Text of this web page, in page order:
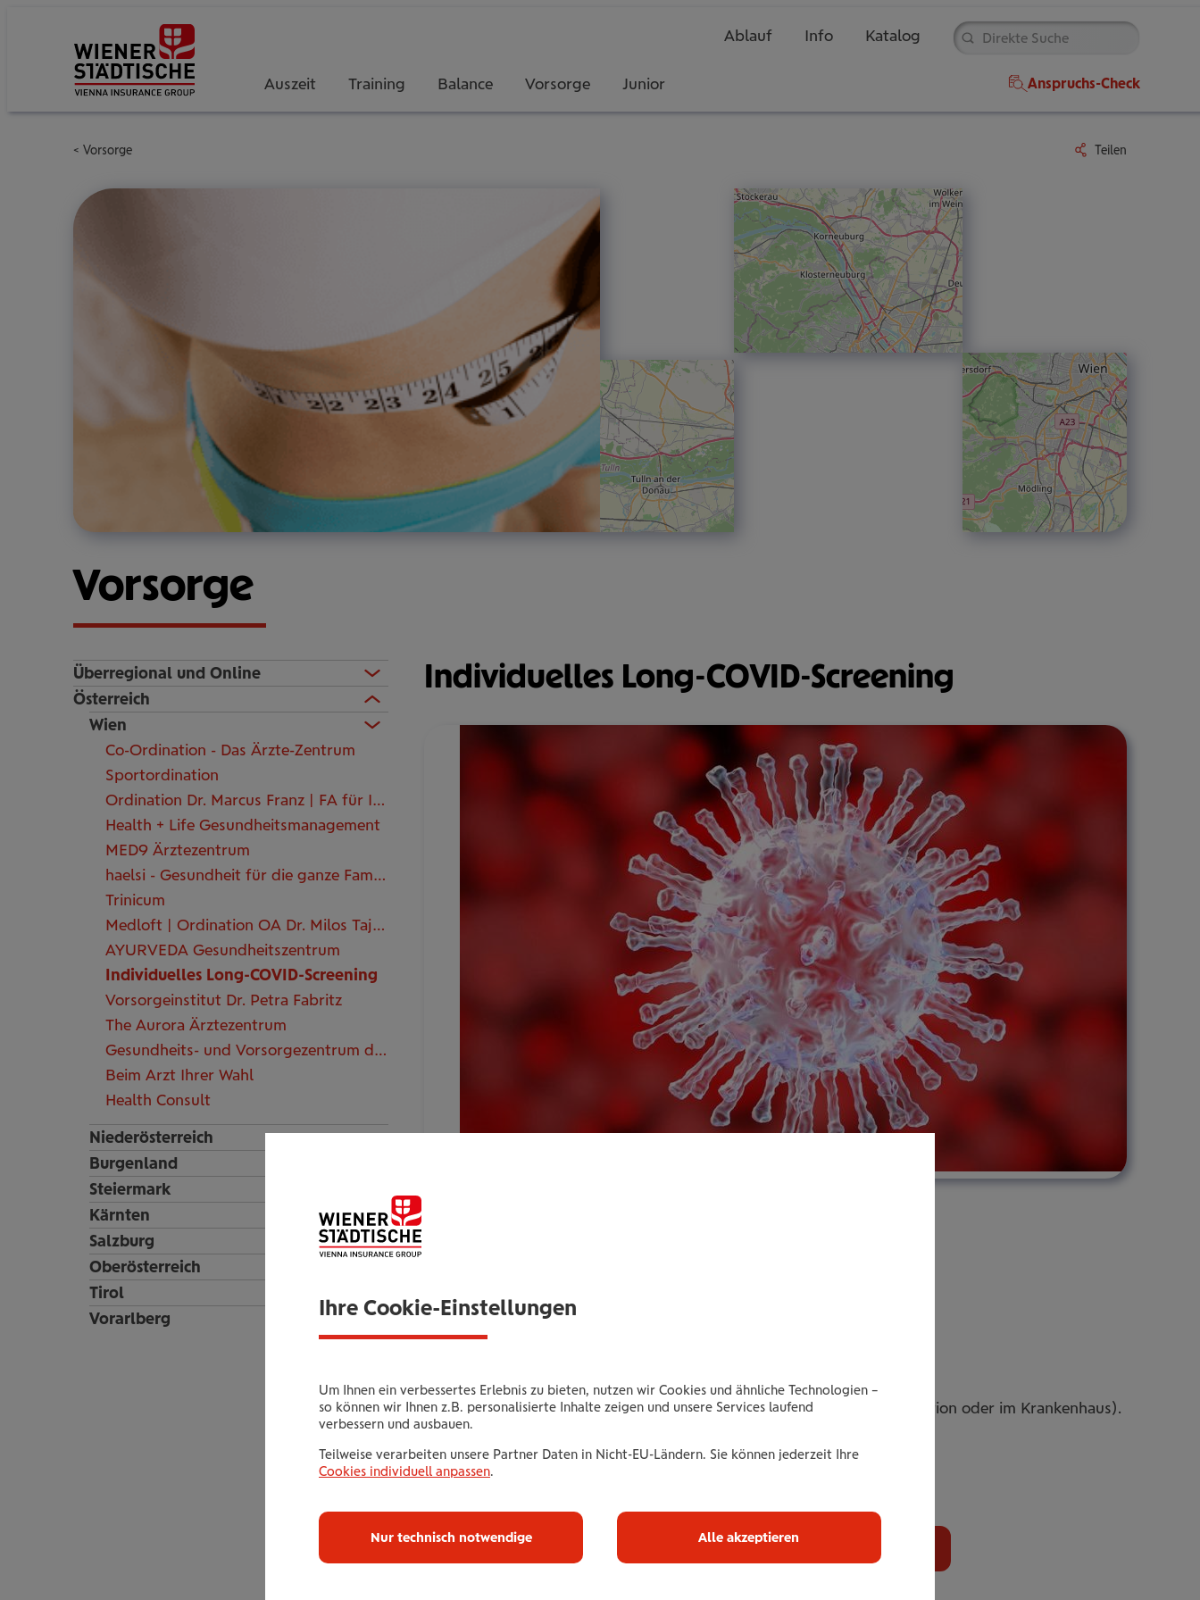
Auszeit Training Balance Vorsorge Junior
Ablauf Info Katalog
Anspruchs-Check
Vorsorge Teilen
Vorsorge
Überregional und Online
Österreich
Wien
Co-Ordination - Das Ärzte-Zentrum
Sportordination
Ordination Dr. Marcus Franz | FA für Innere Medizin
Health + Life Gesundheitsmanagement
MED9 Ärztezentrum
haelsi - Gesundheit für die ganze Familie
Trinicum
Medloft | Ordination OA Dr. Milos Tajsic
AYURVEDA Gesundheitszentrum
Individuelles Long-COVID-Screening
Vorsorgeinstitut Dr. Petra Fabritz
The Aurora Ärztezentrum
Gesundheits- und Vorsorgezentrum der KFA
Beim Arzt Ihrer Wahl
Health Consult
Niederösterreich
Burgenland
Steiermark
Kärnten
Salzburg
Oberösterreich
Tirol
Vorarlberg
Individuelles Long-COVID-Screening
Pause
Nach einer COVID-Erkrankung bei einem Arzt Ihrer Wahl (in der Ordination oder im Krankenhaus).
Wir vergüten 100% Ihrer Kosten bis zu € 350,-.
Gutschein bestellen
Ihre Cookie-Einstellungen
Um Ihnen ein verbessertes Erlebnis zu bieten, nutzen wir Cookies und ähnliche Technologien –
so können wir Ihnen z.B. personalisierte Inhalte zeigen und unsere Services laufend
verbessern und ausbauen.
Teilweise verarbeiten unsere Partner Daten in Nicht-EU-Ländern. Sie können jederzeit Ihre
Cookies individuell anpassen.
Nur technisch notwendige Alle akzeptieren